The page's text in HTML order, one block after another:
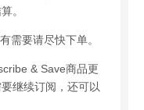
。
需要请尽快下单。
& Save商品更
继续订阅，还可以